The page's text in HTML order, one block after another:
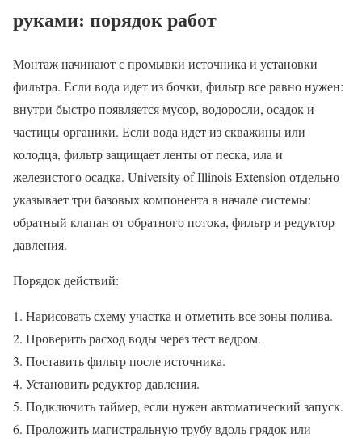
руками: порядок работ
Монтаж начинают с промывки источника и установки
фильтра. Если вода идет из бочки, фильтр все равно нужен:
внутри быстро появляется мусор, водоросли, осадок и
частицы органики. Если вода идет из скважины или
колодца, фильтр защищает ленты от песка, ила и
железистого осадка. University of Illinois Extension отдельно
указывает три базовых компонента в начале системы:
обратный клапан от обратного потока, фильтр и редуктор
давления.
Порядок действий:
Нарисовать схему участка и отметить все зоны полива.
Проверить расход воды через тест ведром.
Поставить фильтр после источника.
Установить редуктор давления.
Подключить таймер, если нужен автоматический запуск.
Проложить магистральную трубу вдоль грядок или